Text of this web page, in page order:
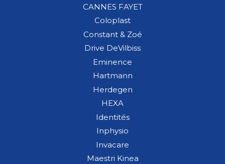
CANNES FAYET
Coloplast
Constant & Zoé
Drive DeVilbiss
Eminence
Hartmann
Herdegen
HEXA
Identités
Inphysio
Invacare
Maestri Kinea